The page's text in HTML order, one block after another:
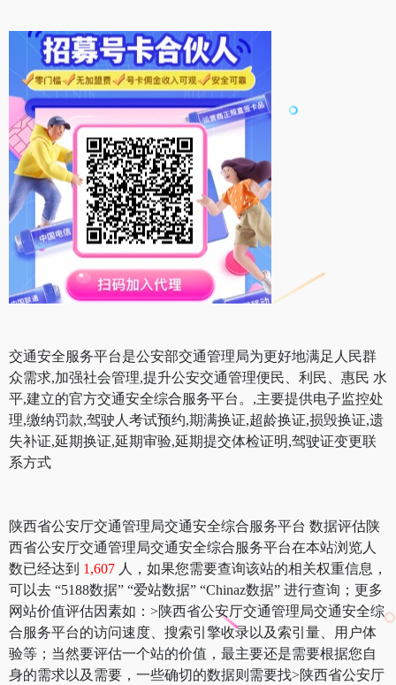
交通安全服务平台是公安部交通管理局为更好地满足人民群
众需求,加强社会管理,提升公安交通管理便民、利民、惠民 水
平,建立的官方交通安全综合服务平台。,主要提供电子监控处
理,缴纳罚款,驾驶人考试预约,期满换证,超龄换证,损毁换证,遗
失补证,延期换证,延期审验,延期提交体检证明,驾驶证变更联
系方式
陕西省公安厅交通管理局交通安全综合服务平台 数据评估陕
西省公安厅交通管理局交通安全综合服务平台在本站浏览人
数已经达到 1,607 人，如果您需要查询该站的相关权重信息，
可以去 “5188数据” “爱站数据” “Chinaz数据” 进行查询；更多
网站价值评估因素如：>陕西省公安厅交通管理局交通安全综
合服务平台的访问速度、搜索引擎收录以及索引量、用户体
验等；当然要评估一个站的价值，最主要还是需要根据您自
身的需求以及需要，一些确切的数据则需要找>陕西省公安厅